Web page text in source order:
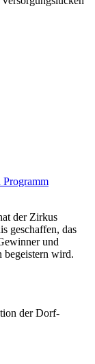
der Zirkus
geschaffen, das
und
begeistern wird.
der Dorf-